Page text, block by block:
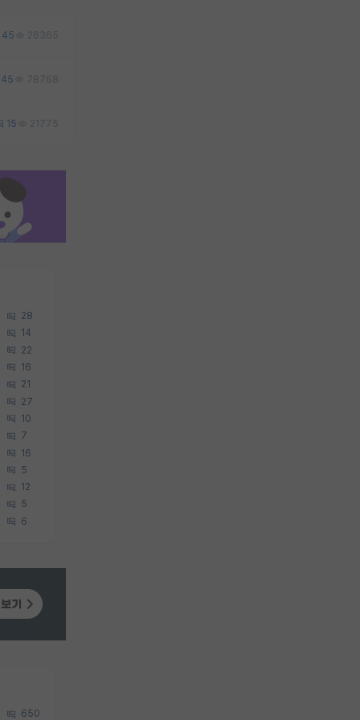
45 26365
45 78768
15 21775
28
14
22
16
21
27
10
7
16
5
12
5
6
650